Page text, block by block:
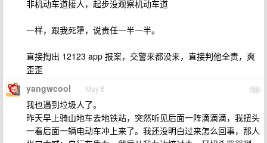
非机动车道接人，起步没观察机动车道
一样，跟我死犟，说责任一半一半。
直接掏出 12123 app 报案，交警来都没来，直接判他全责，爽
歪歪
18
yangwcool May 8
我也遇到垃圾人了。
昨天早上骑山地车去地铁站，突然听见后面一阵滴滴滴，我扭头
一看后面一辆电动车冲上来了。我还没明白过来怎么回事，那人